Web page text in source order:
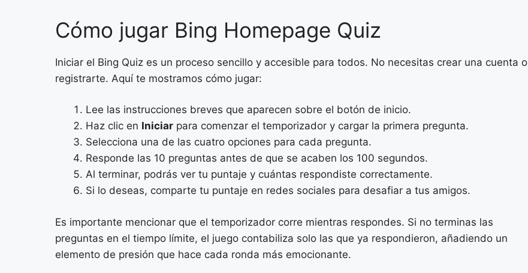
Cómo jugar Bing Homepage Quiz
Iniciar el Bing Quiz es un proceso sencillo y accesible para todos. No necesitas crear una cuenta o
registrarte. Aquí te mostramos cómo jugar:
Lee las instrucciones breves que aparecen sobre el botón de inicio.
Haz clic en Iniciar para comenzar el temporizador y cargar la primera pregunta.
Selecciona una de las cuatro opciones para cada pregunta.
Responde las 10 preguntas antes de que se acaben los 100 segundos.
Al terminar, podrás ver tu puntaje y cuántas respondiste correctamente.
Si lo deseas, comparte tu puntaje en redes sociales para desafiar a tus amigos.
Es importante mencionar que el temporizador corre mientras respondes. Si no terminas las
preguntas en el tiempo límite, el juego contabiliza solo las que ya respondieron, añadiendo un
elemento de presión que hace cada ronda más emocionante.